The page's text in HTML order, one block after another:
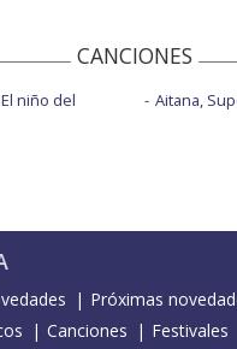
CANCIONES
niño del Aitana,
Próximas
Canciones Festivales